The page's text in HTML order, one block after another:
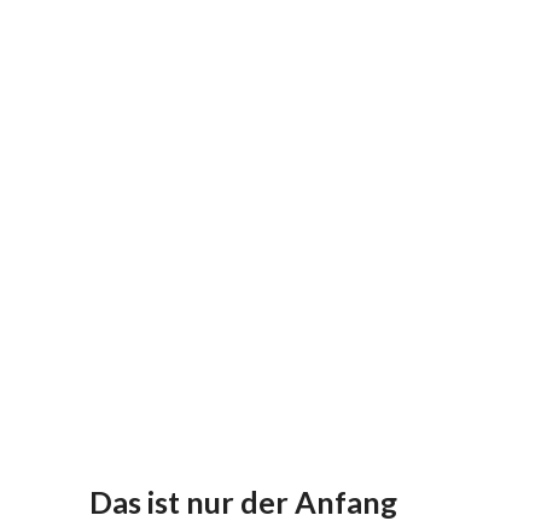
Das ist nur der Anfang